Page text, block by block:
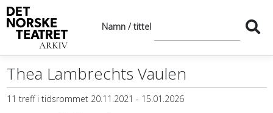
Namn / tittel
Thea Lambrechts Vaulen
11 treff i tidsrommet 20.11.2021 - 15.01.2026